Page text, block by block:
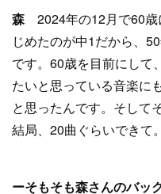
森 2024年の12月で60
じめたのが中1だから、
です。60歳を目前にして
たいと思っている音楽に
と思ったんです。そして
結局、20曲ぐらいできて。
ーそもそも森さんのバッ